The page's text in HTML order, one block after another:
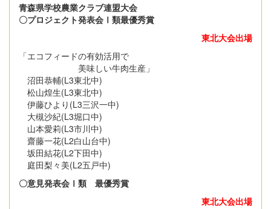
青森県学校農業クラブ連盟大会
〇プロジェクト発表会Ⅰ類最優秀賞
東北大会出場
「エコフィードの有効活用で
美味しい牛肉生産」
沼田恭輔(L3東北中)
松山煌生(L3東北中)
伊藤ひより(L3三沢一中)
大槻沙紀(L3堀口中)
山本愛莉(L3市川中)
齋藤一花(L2白山台中)
坂田結花(L2下田中)
庭田梨々美(L2五戸中)
〇意見発表会Ⅰ類 最優秀賞
東北大会出場